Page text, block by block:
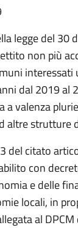
legge del 30
non più
dal 2019 al
a valenza
altre strutture
del citato
con
e delle
locali, in
al